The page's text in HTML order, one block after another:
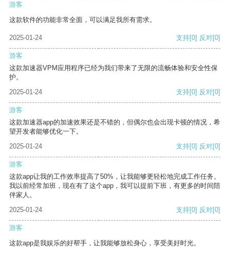
游客
这款软件的功能非常全面，可以满足我所有需求。
2025-01-24 支持[0] 反对[0]
游客
这款加速器VPM应用程序已经为我们带来了无限的流畅体验和安全性保
护。
2025-01-24
支持[0] 反对[0]
游客
这款加速器app的加速效果还是不错的，但偶尔也会出现卡顿的情况，希
望开发者能够优化一下。
2025-01-24
支持[0] 反对[0]
游客
这款app让我的工作效率提高了50%，让我能够更轻松地完成工作任务。
我以前经常加班，现在有了这个app，我可以提前下班，有更多的时间陪
伴家人。
2025-01-24
支持[0] 反对[0]
游客
这款app是我娱乐的好帮手，让我能够放松身心，享受美好时光。